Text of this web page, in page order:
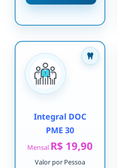
Integral DOC
PME 30
Mensal R$ 19,90
Valor por Pessoa